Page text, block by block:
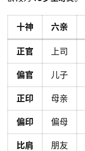
首
页
黄
历
占
十神 六亲
正官 上司
偏官 儿子
正印 母亲
偏印 偏母
比肩 朋友